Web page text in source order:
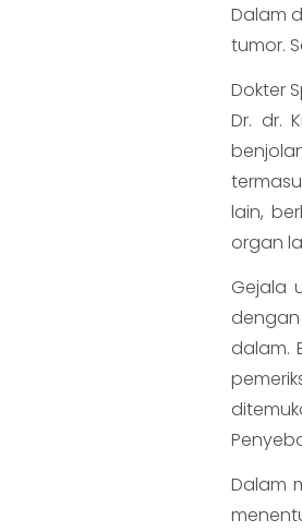
Dalam
tumor.
Dokter
Dr. dr.
lain,
organ
Gejala
dalam.
Dalam